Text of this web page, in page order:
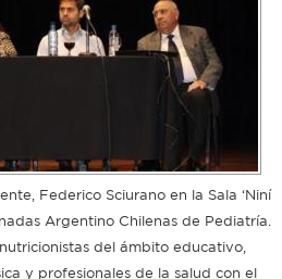
Federico Sciurano en la Sala ‘Niní
Argentino Chilenas de Pediatría.
del ámbito educativo,
y profesionales de la salud con el